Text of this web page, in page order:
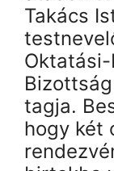
Takács
Bizo
tagja.
hogy két